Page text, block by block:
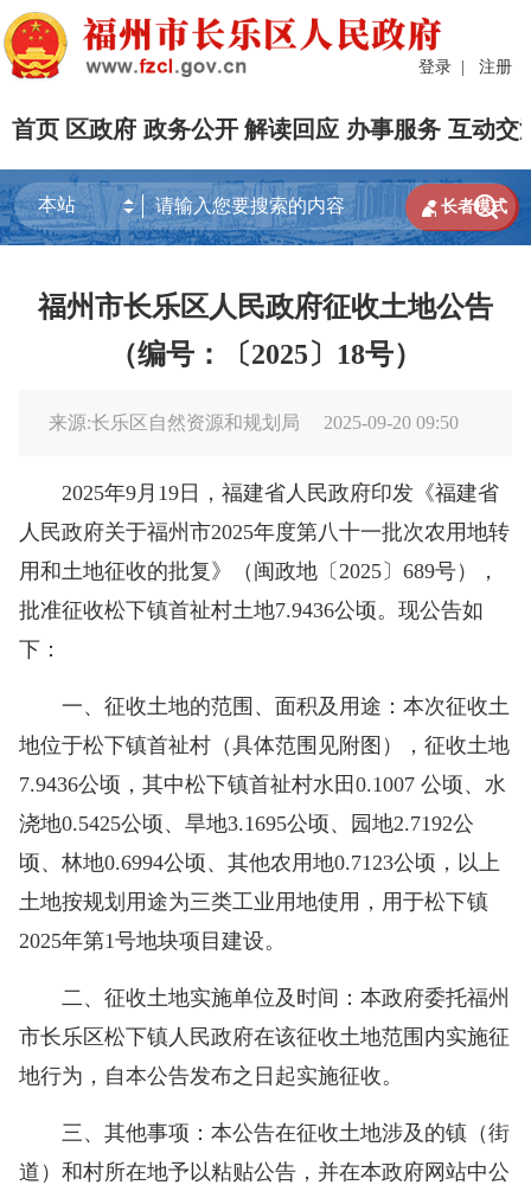
登录 | 注册
首页 区政府 政务公开 解读回应 办事服务 互动交

 长者模式
福州市长乐区人民政府征收土地公告
（编号：〔2025〕18号）
来源:长乐区自然资源和规划局 2025-09-20 09:50
2025年9月19日，福建省人民政府印发《福建省
人民政府关于福州市2025年度第八十一批次农用地转
用和土地征收的批复》（闽政地〔2025〕689号），
批准征收松下镇首祉村土地7.9436公顷。现公告如
下：
一、征收土地的范围、面积及用途：本次征收土
地位于松下镇首祉村（具体范围见附图），征收土地
7.9436公顷，其中松下镇首祉村水田0.1007 公顷、水
浇地0.5425公顷、旱地3.1695公顷、园地2.7192公
顷、林地0.6994公顷、其他农用地0.7123公顷，以上
土地按规划用途为三类工业用地使用，用于松下镇
2025年第1号地块项目建设。
二、征收土地实施单位及时间：本政府委托福州
市长乐区松下镇人民政府在该征收土地范围内实施征
地行为，自本公告发布之日起实施征收。
三、其他事项：本公告在征收土地涉及的镇（街
道）和村所在地予以粘贴公告，并在本政府网站中公